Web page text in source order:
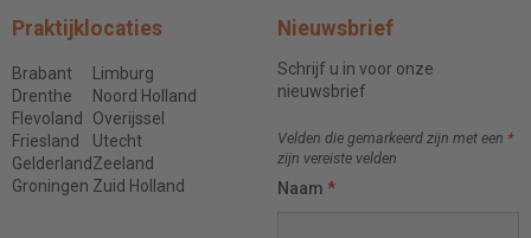
Praktijklocaties
Brabant
Drenthe
Flevoland
Friesland
Gelderland
Groningen
Limburg
Noord Holland
Overijssel
Utecht
Zeeland
Zuid Holland
Nieuwsbrief
Schrijf u in voor onze
nieuwsbrief
Velden die gemarkeerd zijn met een *
zijn vereiste velden
Naam *